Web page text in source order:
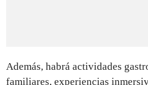
Además, habrá actividades
familiares, experiencias